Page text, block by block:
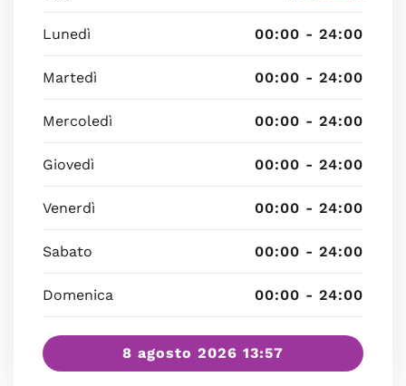
Lunedì 00:00 - 24:00
Martedì 00:00 - 24:00
Mercoledì 00:00 - 24:00
Giovedì 00:00 - 24:00
Venerdì 00:00 - 24:00
Sabato 00:00 - 24:00
Domenica 00:00 - 24:00
8 agosto 2026 13:57